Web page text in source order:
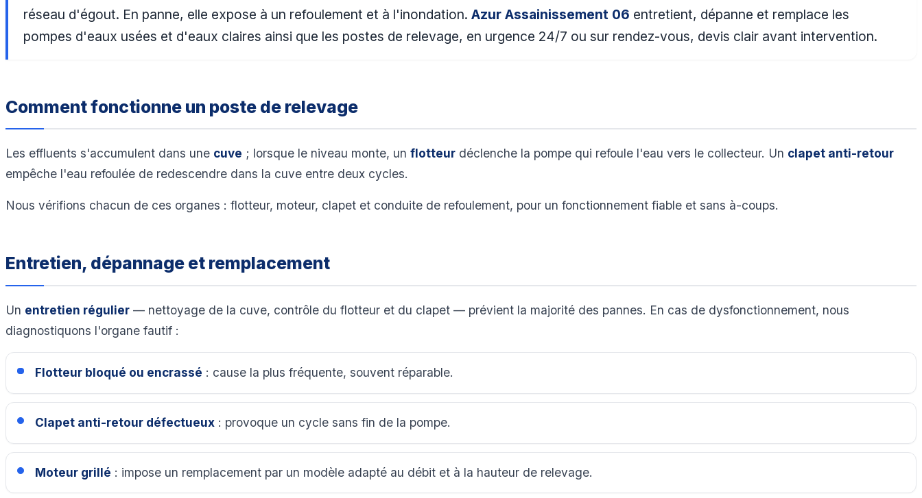
réseau d'égout. En panne, elle expose à un refoulement et à l'inondation.Azur Assainissement 06 entretient, dépanne et remplace les
pompes d'eaux usées et d'eaux claires ainsi que les postes de relevage, en urgence 24/7 ou sur rendez-vous, devis clair avant intervention.
Comment fonctionne un poste de relevage
Les effluents s'accumulent dans une cuve ; lorsque le niveau monte, un flotteur déclenche la pompe qui refoule l'eau vers le collecteur. Un clapet anti-retour
empêche l'eau refoulée de redescendre dans la cuve entre deux cycles.
Nous vérifions chacun de ces organes : flotteur, moteur, clapet et conduite de refoulement, pour un fonctionnement fiable et sans à-coups.
Entretien, dépannage et remplacement
Un entretien régulier — nettoyage de la cuve, contrôle du flotteur et du clapet — prévient la majorité des pannes. En cas de dysfonctionnement, nous
diagnostiquons l'organe fautif :
Flotteur bloqué ou encrassé : cause la plus fréquente, souvent réparable.
Clapet anti-retour défectueux: provoque un cycle sans fin de la pompe.
Moteur grillé : impose un remplacement par un modèle adapté au débit et à la hauteur de relevage.